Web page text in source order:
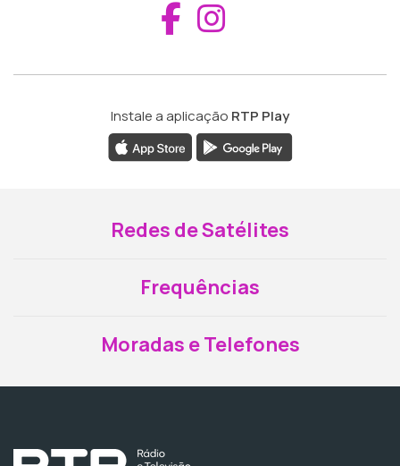
Aceder ao
Instale a aplicação RTP Play
Redes de Satélites
Frequências
Moradas e Telefones